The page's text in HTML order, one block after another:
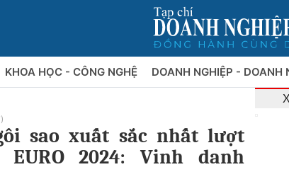
KHOA HỌC - CÔNG NGHỆ DOANH NGHIỆP - DOANH
sao xuất sắc nhất lượt
2024: Vinh danh